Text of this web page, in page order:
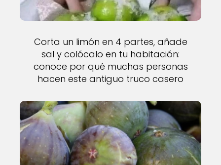
Corta un limón en 4 partes, añade
sal y colócalo en tu habitación:
conoce por qué muchas personas
hacen este antiguo truco casero